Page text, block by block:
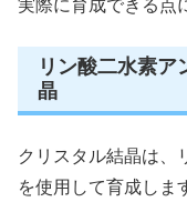
実際に育成できる点
リン酸二水素ア
晶
クリスタル結晶は、
を使用して育成しま